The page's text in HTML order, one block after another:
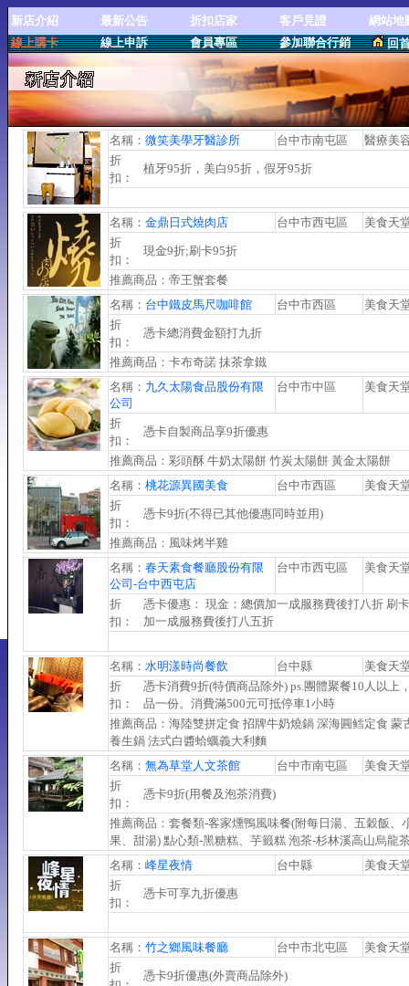
新店介紹 最新公告 折扣店家 客戶見證
網站地
線上購卡
線上申訴 會員專區 參加聯合行銷 回
名稱： 微笑美學牙醫診所 台中市南屯區
醫療美
折
扣：
植牙95折，美白95折，假牙95折
名稱： 金鼎日式燒肉店 台中市西屯區
美食天
折
扣：
現金9折;刷卡95折
推薦商品：帝王蟹套餐
名稱： 台中鐵皮馬尺咖啡館 台中市西區
美食天
折
扣：
憑卡總消費金額打九折
推薦商品：卡布奇諾 抺茶拿鐵
名稱： 九久太陽食品股份有限
公司
台中市中區 美食天
折
扣：
憑卡自製商品享9折優惠
推薦商品：彩頭酥 牛奶太陽餅 竹炭太陽餅 黃金太陽餅
名稱： 桃花源異國美食 台中市西區
美食天
折
扣：
憑卡9折(不得已其他優惠同時並用)
推薦商品：風味烤半雞
名稱： 春天素食餐廳股份有限
公司-台中西屯店
台中市西屯區 美食天
折
扣：
憑卡優惠： 現金：總價加一成服務費後打八折 刷
加一成服務費後打八五折
名稱： 水明漾時尚餐飲 台中縣
美食天
折
扣：
憑卡消費9折(特價商品除外) ps.團體聚餐10人以上
品一份。消費滿500元可抵停車1小時
推薦商品：海陸雙拼定食 招牌牛奶燒鍋 深海圓鳕定食 蒙
養生鍋 法式白醬蛤蠣義大利麵
名稱： 無為草堂人文茶館 台中市南屯區
美食天
折
扣：
憑卡9折(用餐及泡茶消費)
推薦商品：套餐類-客家燻鴨風味餐(附每日湯、五穀飯、
果、甜湯) 點心類-黑糖糕、芋籤糕 泡茶-杉林溪高山烏龍
名稱： 峰星夜情 台中縣
美食天
折
扣：
憑卡可享九折優惠
名稱： 竹之鄉風味餐廳 台中市北屯區
美食天
折
憑卡9折優惠(外賣商品除外)